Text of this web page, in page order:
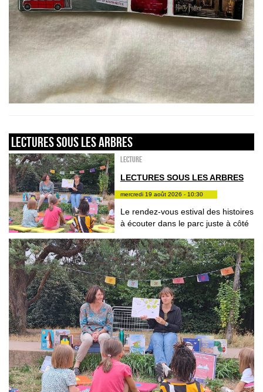
LECTURES SOUS LES ARBRES
Lecture
LECTURES SOUS LES ARBRES
mercredi 19 août 2026 - 10:30
Le rendez-vous estival des histoires
à écouter dans le parc juste à côté